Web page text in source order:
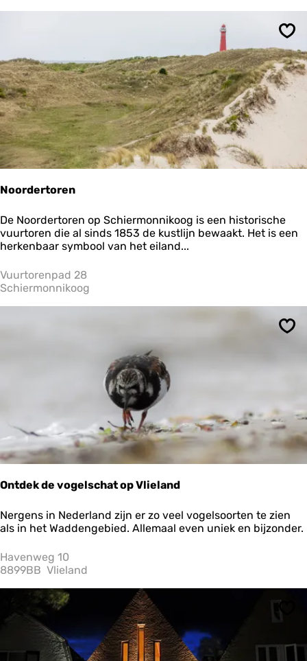
e
i
e
l
a
n
d
Noordertoren
N
o
o
d
e
t
De Noordertoren op Schiermonnikoog is een historische
vuurtoren die al sinds 1853 de kustlijn bewaakt. Het is een
herkenbaar symbool van het eiland...
Vuurtorenpad 28
Schiermonnikoog
Ontdek de vogelschat op Vlieland
O
n
d
e
d
Nergens in Nederland zijn er zo veel vogelsoorten te zien
als in het Waddengebied. Allemaal even uniek en bijzonder.
Havenweg 10
8899BB Vlieland